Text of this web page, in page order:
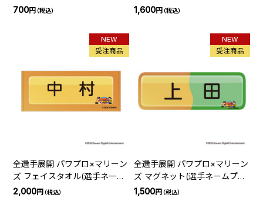
ラクター)
700円（税込）
1,600円（税込）
NEW
受注商品
全選手展開 パワプロ×マリーン
ズ フェイスタオル(選手ネーム
プレート)
2,000円（税込）
NEW
受注商品
全選手展開 パワプロ×マリーン
ズ マグネット(選手ネームプレ
ート)
1,500円（税込）